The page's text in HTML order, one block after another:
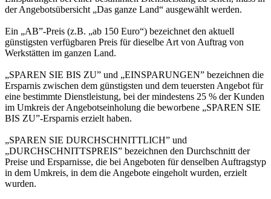
der Angebotsübersicht „Das ganze Land“ ausgewählt werden.
Ein „AB”-Preis (z.B. „ab 150 Euro“) bezeichnet den aktuell
günstigsten verfügbaren Preis für dieselbe Art von Auftrag von
Werkstätten im ganzen Land.
„SPAREN SIE BIS ZU” und „EINSPARUNGEN” bezeichnen die
Ersparnis zwischen dem günstigsten und dem teuersten Angebot für
eine bestimmte Dienstleistung, bei der mindestens 25 % der Kunden
im Umkreis der Angebotseinholung die beworbene „SPAREN SIE
BIS ZU”-Ersparnis erzielt haben.
„SPAREN SIE DURCHSCHNITTLICH” und
„DURCHSCHNITTSPREIS” bezeichnen den Durchschnitt der
Preise und Ersparnisse, die bei Angeboten für denselben Auftragstyp
in dem Umkreis, in dem die Angebote eingeholt wurden, erzielt
wurden.